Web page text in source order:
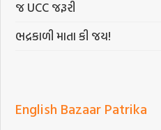
જ UCC જરૂરી
ભદ્રકાળી માતા કી જય!
English Bazaar Patrika